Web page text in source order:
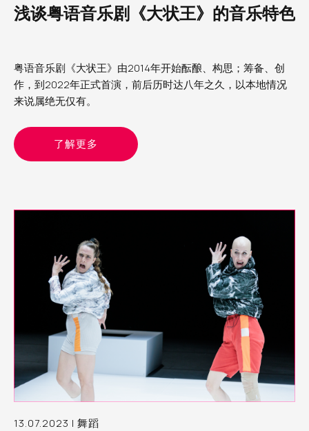
浅谈粤语音乐剧《大状王》的音乐特色
粤语音乐剧《大状王》由2014年开始酝酿、构思；筹备、创
作，到2022年正式首演，前后历时达八年之久，以本地情况
来说属绝无仅有。
了解更多
13.07.2023 | 舞蹈